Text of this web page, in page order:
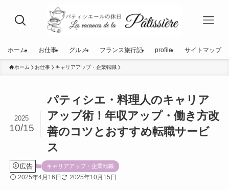
ホーム お仕事 グルメ フランス旅行記 profile サイトマップ
ホーム お仕事 キャリアアップ・企業転職
パティシエ・料理人のキャリア
アップ術！年収アップ・働き方改
善のコツとおすすめ転職サービ
ス
2025
10/15
広告 キャリアアップ・企業転職
2025年4月16日 2025年10月15日